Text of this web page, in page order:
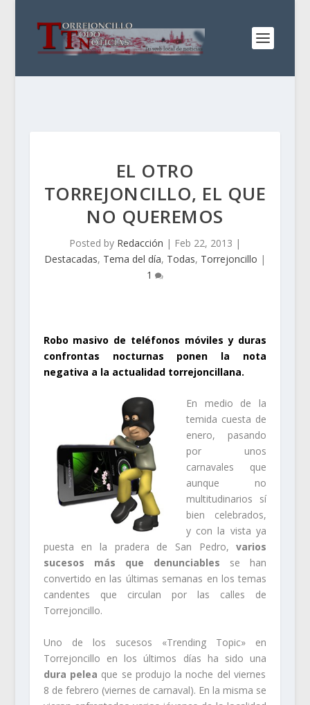
EL OTRO
TORREJONCILLO, EL QUE
NO QUEREMOS
Posted by Redacción | Feb 22, 2013 |
Destacadas, Tema del día, Todas, Torrejoncillo |
1
Robo masivo de teléfonos móviles y duras
confrontas nocturnas ponen la nota
negativa a la actualidad torrejoncillana.
En medio de la
temida cuesta de
enero, pasando
por unos
carnavales que
aunque no
multitudinarios sí
bien celebrados,
y con la vista ya
puesta en la pradera de San Pedro,varios
sucesos más que denunciables se han
convertido en las últimas semanas en los temas
candentes que circulan por las calles de
Torrejoncillo.
Uno de los sucesos «Trending Topic» en
Torrejoncillo en los últimos días ha sido una
dura pelea que se produjo la noche del viernes
8 de febrero (viernes de carnaval). En la misma se